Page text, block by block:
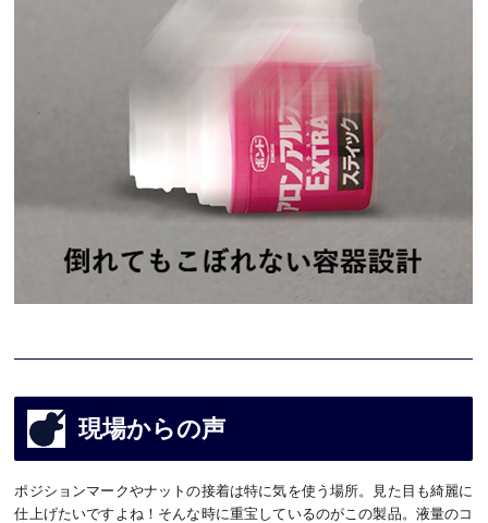
現場からの声
ポジションマークやナットの接着は特に気を使う場所。見た目も綺麗に
仕上げたいですよね！そんな時に重宝しているのがこの製品。液量のコ